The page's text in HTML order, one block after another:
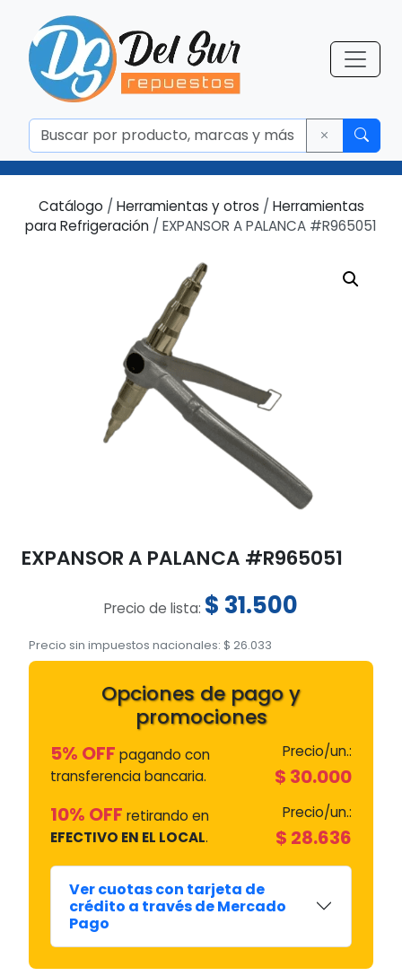
Catálogo / Herramientas y otros / Herramientas
para Refrigeración / EXPANSOR A PALANCA #R965051
EXPANSOR A PALANCA #R965051
Precio de lista: $ 31.500
Precio sin impuestos nacionales: $ 26.033
Opciones de pago y
promociones
5% OFF pagando con
transferencia bancaria.
Precio/un.:
$ 30.000
10% OFF retirando en
EFECTIVO EN EL LOCAL.
Precio/un.:
$ 28.636
Ver cuotas con tarjeta de
crédito a través de Mercado
Pago